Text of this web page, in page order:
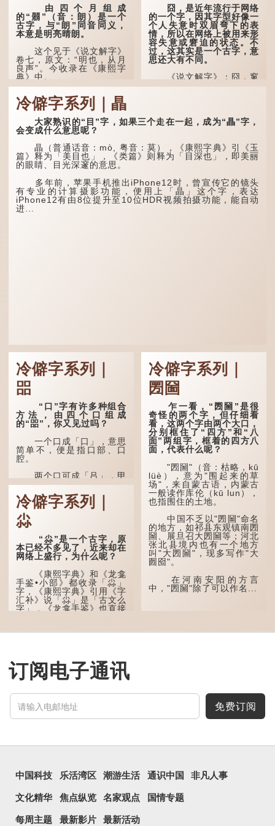
由四个月组成
的“朤”（音：朗）是一个
古字，与“朗”同音同义，
本意是明亮晴朗。
这个见于《说文解字》
卷七，原文：“明也，从月
良声”。今收录在《康熙字
典》中。
这个字，用法颇多。
“朤朤干坤，舍我其
谁。”干坤是《周易》中的
两个卦名，这里指天地、宇
宙等，形容政治清明，天下
太平！
“天空朤朤，任鸟儿高
飞。”也是指天清气明，鸟
儿可高飞。
“朤朤脆脆”就是形容办
事爽快干脆。我...
囧，是近年流行于网络
的一个字，因其字型好像一
个人失意时双眉弯下的表
情，所以在网络上被用来形
容失意或窘迫的状态。不
过，这其实是一个古字，意
思还大有不同。
《说文解字》：囧，窻
牖丽廔闿明。象形。囧，本
名，古书中的「黍于囧」表
示在囧地种黍。
这个古字十分少用，直
至21世纪，网络上开始流
行表情符号，这个字也被网
囧字的「八」像一对委
屈的八字眉模样，「口」像
惊讶、...
冷僻字系列｜瞐
大家熟识的“目”字，如果三个走在一起，成为“瞐”字，
会变成什么意思呢？
瞐（普通话音：mò, 粤音：莫），《康熙字典》引《玉
篇》释为「美目也」，《类篇》则释为「目深也」，即美丽
的眼睛、目光深邃的意思。
多年前，苹果手机推出iPhone12时，曾宣传它的镜头
有专业的计算摄影功能，便用上「瞐」这个字，表达
iPhone12有由8位提升至10位HDR视频拍摄功能，能自动
进...
冷僻字系列｜
㗊
“口”字有许多种组合
方法，由四个口组成
的“㗊”，你又见过吗？
一个口成「口」，意思
简单不，便是指口部、口
腔。
两个口可成「吕」，甲
骨文字形，象脊骨形，本义
是指脊椎骨，中间有一条竖
线把脊椎段串联起来。现代
通用为姓氏。两个口也可以
写成「吅」（音：喧），古
同「喧」，大声呼叫的意
三个口为「品」，这个
字用法最为普遍。始见于商
代甲骨文，古字形从三口，
表示众多...
冷僻字系列｜
尛
“尛”是一个古字，原
本已经不多见了，近来却在
网络上盛行，为什么呢？
《康熙字典》和《龙龛
手鉴•小部》都收录「尛」
字，《康熙字典》引用《字
汇补》说「尛」是「古文么
字」，《龙龛手鉴》也直接
「么」在古文中常表示
「尛」等同于「么」，那么
它的意思也一样，也是「微
小、细小」的意思。
有台湾网友将「...
冷僻字系列｜
圐圙
乍一看，“圐圙”是很
奇怪的两个字，但仔细看
看，这两个字由两个大口，
分别框住了“四方”和“八
面”两组字，框着的四方八
面，代表什么呢？
"圐圙"（音：枯略，kū
lüè），意为"围起来的草
场"，来自蒙古语，内蒙古
一般读作库伦（kū lun），
也指围住的土地。
中国不乏以"圐圙"命名
的地方，如祁县东观镇南圐
圙、展旦召大圐圙等；河北
张北县境内也有一个地方
叫"大圐圙"，现多写作"大
囫囵"。
在河南安阳的方言
中，"圐圙"除了可以作名...
订阅电子通讯
免费订阅
中国科技 乐活湾区 潮游生活 通识中国 非凡人事
文化精华 焦点纵览 名家观点 国情专题
每周主题 最新影片 最新活动